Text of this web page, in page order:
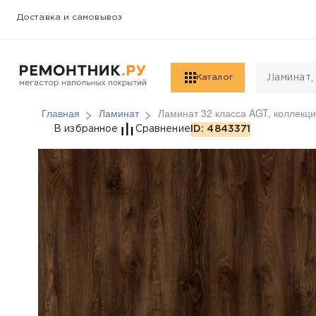
Доставка и самовывоз
Каталог
Главная Ламинат Ламинат 32 класса AGT,
Ламинат 32 класса
В избранное Сравнение ID: 4843371